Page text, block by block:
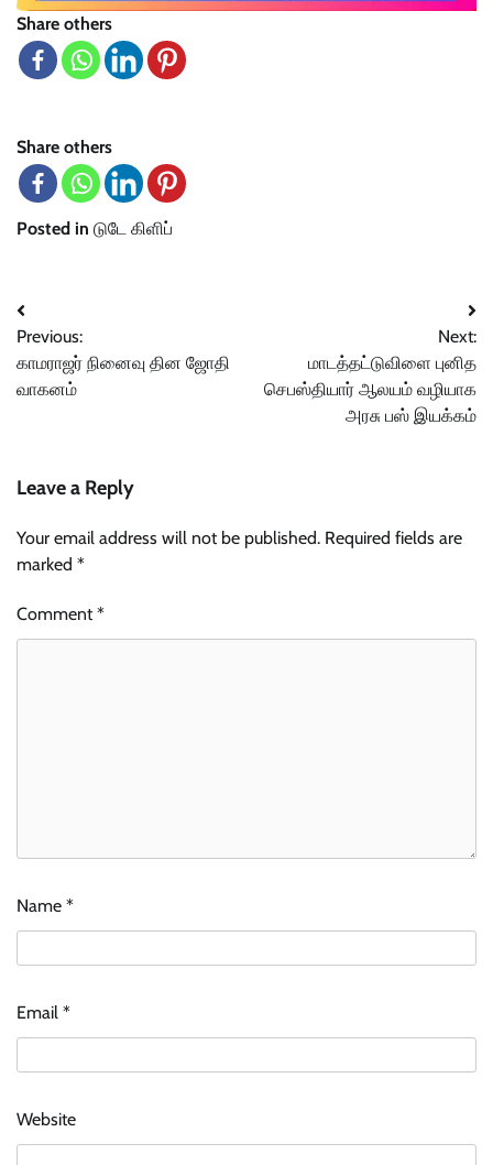
Share others
Share others
Posted in டுடே கிளிப்
Post
navigation
Previous:
காமராஜர் நினைவு தின ஜோதி
வாகனம்
Next:
மாடத்தட்டுவிளை புனித
செபஸ்தியார் ஆலயம் வழியாக
அரசு பஸ் இயக்கம்
Leave a Reply
Your email address will not be published. Required fields are
marked *
Comment*
Name *
Email *
Website